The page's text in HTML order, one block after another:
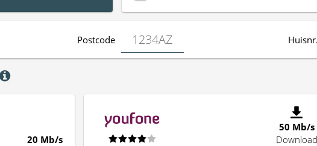
Postcode Huisnr.
20 Mb/s
50 Mb/s
Download